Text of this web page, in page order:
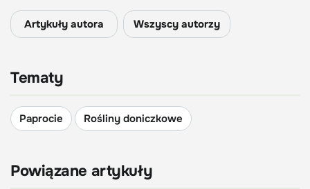
Artykuły autora Wszyscy autorzy
Tematy
Paprocie Rośliny doniczkowe
Powiązane artykuły